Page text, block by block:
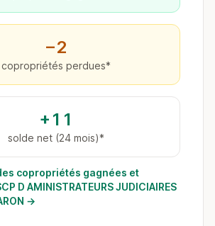
−2
copropriétés perdues*
+11
solde net (24 mois)*
copropriétés gagnées et
D AMINISTRATEURS JUDICIAIRES
→